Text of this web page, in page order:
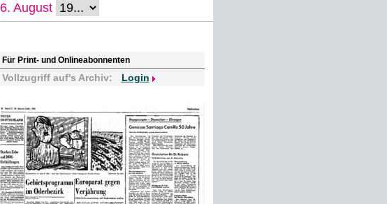
6. August
Für Print- und Onlineabonnenten
Vollzugriff auf's Archiv: Login